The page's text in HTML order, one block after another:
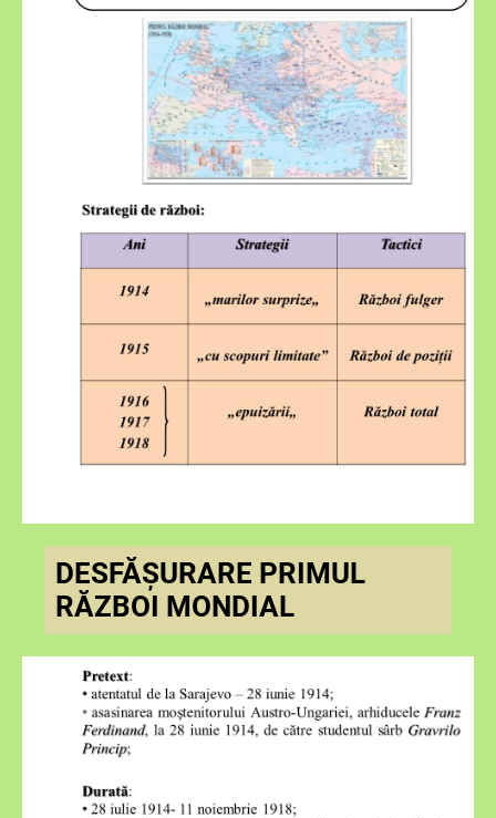
DESFĂȘURARE PRIMUL
RĂZBOI MONDIAL